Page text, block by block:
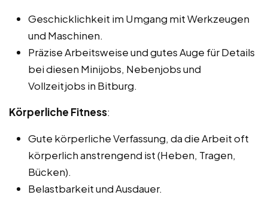
Geschicklichkeit im Umgang mit Werkzeugen
und Maschinen.
Präzise Arbeitsweise und gutes Auge für Details
bei diesen Minijobs, Nebenjobs und
Vollzeitjobs in Bitburg.
Körperliche Fitness:
Gute körperliche Verfassung, da die Arbeit oft
körperlich anstrengend ist (Heben, Tragen,
Bücken).
Belastbarkeit und Ausdauer.